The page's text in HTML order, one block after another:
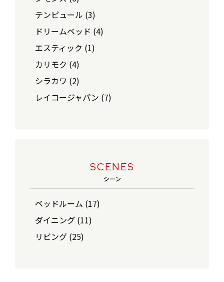
テンピュール (3)
ドリームベッド (4)
エスティック (1)
カリモク (4)
シラカワ (2)
レイコージャパン (7)
SCENES
シーン
ベッドルーム (17)
ダイニング (11)
リビング (25)